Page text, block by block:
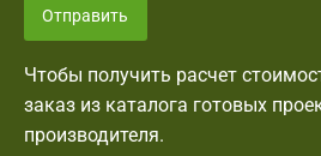
Отправить
Чтобы получить расчет
заказ из каталога готовых
производителя.